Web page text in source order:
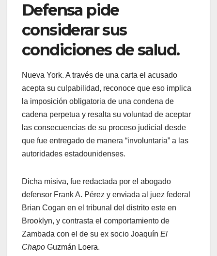
Defensa pide
considerar sus
condiciones de salud.
Nueva York. A través de una carta el acusado
acepta su culpabilidad, reconoce que eso implica
la imposición obligatoria de una condena de
cadena perpetua y resalta su voluntad de aceptar
las consecuencias de su proceso judicial desde
que fue entregado de manera “involuntaria” a las
autoridades estadounidenses.
Dicha misiva, fue redactada por el abogado
defensor Frank A. Pérez y enviada al juez federal
Brian Cogan en el tribunal del distrito este en
Brooklyn, y contrasta el comportamiento de
Zambada con el de su ex socio Joaquín El
Chapo Guzmán Loera.